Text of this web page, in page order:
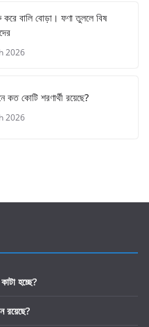
করে বালি বোড়া। ফণা তুললে বিষ
2026
কত কোটি শরণার্থী রয়েছে?
2026
হচ্ছে?
রয়েছে?